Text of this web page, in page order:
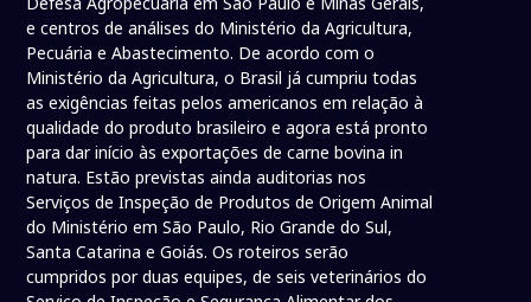
e centros de análises do Ministério da Agricultura,
Pecuária e Abastecimento. De acordo com o
Ministério da Agricultura, o Brasil já cumpriu todas
as exigências feitas pelos americanos em relação à
qualidade do produto brasileiro e agora está pronto
para dar início às exportações de carne bovina in
natura. Estão previstas ainda auditorias nos
Serviços de Inspeção de Produtos de Origem Animal
do Ministério em São Paulo, Rio Grande do Sul,
Santa Catarina e Goiás. Os roteiros serão
cumpridos por duas equipes, de seis veterinários do